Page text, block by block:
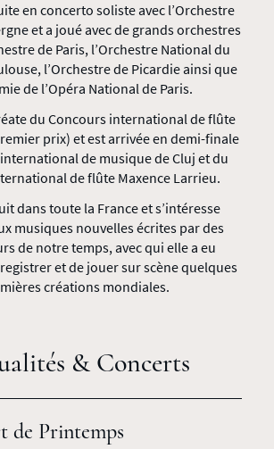
en concerto soliste avec l’Orchestre
et a joué avec de grands orchestres
de Paris, l’Orchestre National du
l’Orchestre de Picardie ainsi que
de l’Opéra National de Paris.
du Concours international de flûte
prix) et est arrivée en demi-finale
de musique de Cluj et du
de flûte Maxence Larrieu.
dans toute la France et s’intéresse
musiques nouvelles écrites par des
de notre temps, avec qui elle a eu
et de jouer sur scène quelques
créations mondiales.
& Concerts
de Printemps